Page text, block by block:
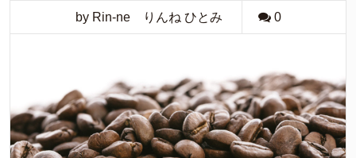
by Rin-ne りんね ひとみ 0